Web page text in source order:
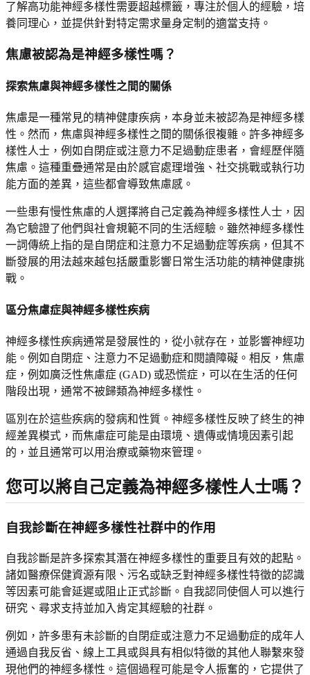
了解高功能神經多樣性需要超越標籤，專注於個人的經驗，培
養同理心，並提供針對特定需求量身定制的適當支持。
焦慮被認為是神經多樣性嗎？
探索焦慮與神經多樣性之間的關係
焦慮是一種常見的精神健康疾病，本身並未被認為是神經多樣
性。然而，焦慮與神經多樣性之間的關係很複雜。許多神經多
樣性人士，例如自閉症或注意力不足過動症患者，會經歷伴隨
焦慮。這種重疊通常是由於感官處理增強、社交挑戰或執行功
能方面的差異，這些都會導致焦慮感。
一些患有慢性焦慮的人選擇將自己定義為神經多樣性人士，因
為它驗證了他們與社會規範不同的生活經驗。雖然神經多樣性
一詞傳統上指的是自閉症和注意力不足過動症等疾病，但其不
斷發展的用法越來越包括嚴重影響日常生活功能的精神健康挑
戰。
區分焦慮症與神經多樣性疾病
神經多樣性疾病通常是發展性的，從小就存在，並影響神經功
能。例如自閉症、注意力不足過動症和閱讀障礙。相反，焦慮
症，例如廣泛性焦慮症 (GAD) 或恐慌症，可以在生活的任何
階段出現，通常不被歸類為神經多樣性。
區別在於這些疾病的發病和性質。神經多樣性反映了終生的神
經差異模式，而焦慮症可能是由環境、遺傳或情境因素引起
的，並且通常可以用治療或藥物來管理。
您可以將自己定義為神經多樣性人士嗎？
自我診斷在神經多樣性社群中的作用
自我診斷是許多探索其潛在神經多樣性的重要且有效的起點。
諸如醫療保健資源有限、污名或缺乏對神經多樣性特徵的認識
等因素可能會延遲或阻止正式診斷。自我認同使個人可以進行
研究、尋求支持並加入肯定其經驗的社群。
例如，許多患有未診斷的自閉症或注意力不足過動症的成年人
通過自我反省、線上工具或與具有相似特徵的其他人聯繫來發
現他們的神經多樣性。這個過程可能是令人振奮的，它提供了